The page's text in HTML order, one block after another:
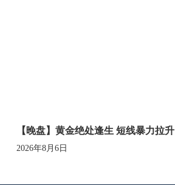
【晚盘】黄金绝处逢生 短线暴力拉升
2026年8月6日